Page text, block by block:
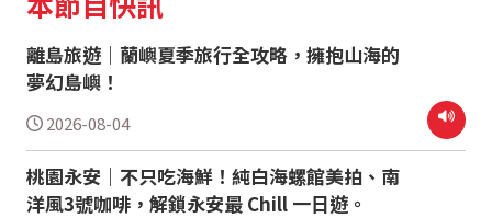
離島旅遊｜蘭嶼夏季旅行全攻略，擁抱山海的
夢幻島嶼！
2026-08-04
桃園永安｜不只吃海鮮！純白海螺館美拍、南
洋風3號咖啡，解鎖永安最 Chill 一日遊。